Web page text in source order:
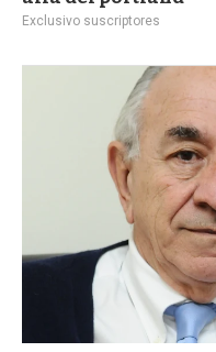
Exclusivo suscriptores